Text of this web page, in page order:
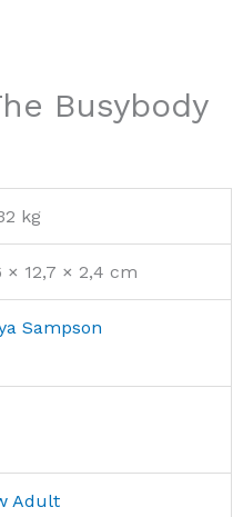
Busybody
kg
× 12,7 × 2,4 cm
Sampson
Adult